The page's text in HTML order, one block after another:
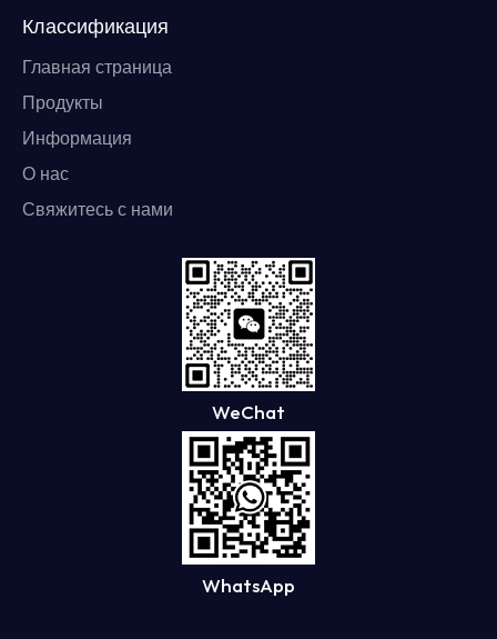
Классификация
Главная страница
Продукты
Информация
О нас
Свяжитесь с нами
WeChat
WhatsApp